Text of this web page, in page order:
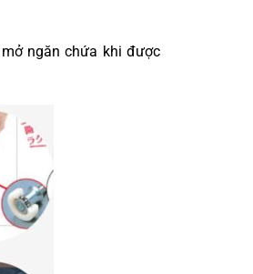
ngăn chứa khi được